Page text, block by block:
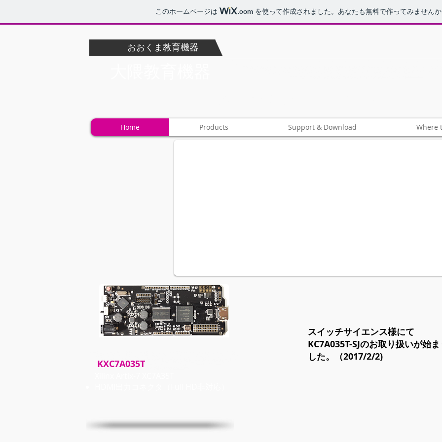
このホームページは .com を使って作成されました。あなたも無料で作ってみません
Home Products Support & Download Where
おおくま教育機器
KXC7A035T​
スイッチサイエンス様にて
KC7A035T-SJのお取り扱いが始
した。（2017/2/2)